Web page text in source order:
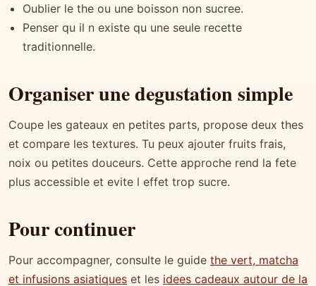
Oublier le the ou une boisson non sucree.
Penser qu il n existe qu une seule recette
traditionnelle.
Organiser une degustation simple
Coupe les gateaux en petites parts, propose deux thes
et compare les textures. Tu peux ajouter fruits frais,
noix ou petites douceurs. Cette approche rend la fete
plus accessible et evite l effet trop sucre.
Pour continuer
Pour accompagner, consulte le guide the vert, matcha
et infusions asiatiques et les idees cadeaux autour de la